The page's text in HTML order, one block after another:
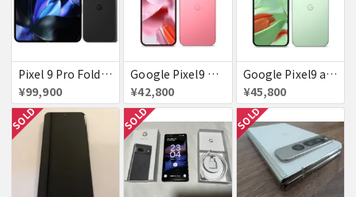
Pixel 9 Pro Fold 256GB Obsidian docomo 送料無料
¥99,900
Google Pixel9 Peony 128GB / 12GB SoftBank SIMフリー 送料無料
¥42,800
Google Pixel9 au Wintergreen 128GB / 12GB 送料無料
¥45,800
SOLD SOLD SOLD